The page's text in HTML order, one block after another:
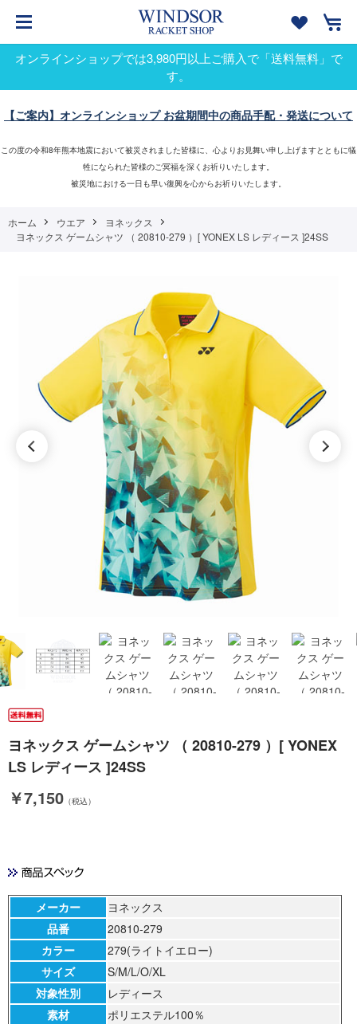
オンラインショップでは3,980円以上ご購入で「送料無料」で
す。
【ご案内】オンラインショップ お盆期間中の商品手配・発送について
この度の令和8年熊本地震において被災されました皆様に、心よりお見舞い申し上げますとともに犠
牲になられた皆様のご冥福を深くお祈りいたします。
被災地における一日も早い復興を心からお祈りいたします。
ホーム ウエア
ヨネックス
ヨネックス ゲームシャツ （ 20810-279 ）[ YONEX LS レディース ]24SS
ヨネックス ゲームシャツ （ 20810-279 ）[ YONEX
LS レディース ]24SS
￥7,150 （税込）
メーカー
ヨネックス
品番
20810-279
カラー
279(ライトイエロー)
サイズ
S/M/L/O/XL
対象性別
レディース
素材
ポリエステル100％